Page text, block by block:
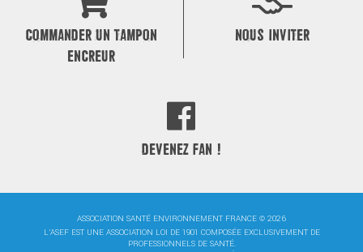
COMMANDER UN TAMPON
ENCREUR
NOUS INVITER
DEVENEZ FAN !
ASSOCIATION SANTÉ ENVIRONNEMENT FRANCE © 2026
L'ASEF EST UNE ASSOCIATION LOI DE 1901 COMPOSÉE EXCLUSIVEMENT DE
PROFESSIONNELS DE SANTÉ.